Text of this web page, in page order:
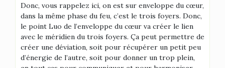
Donc, vous rappelez ici, on est sur enveloppe du cœur,
dans la même phase du feu, c’est le trois foyers. Donc,
le point Luo de l’enveloppe du cœur va créer le lien
avec le méridien du trois foyers. Ça peut permettre de
créer une déviation, soit pour récupérer un petit peu
d’énergie de l’autre, soit pour donner un trop plein,